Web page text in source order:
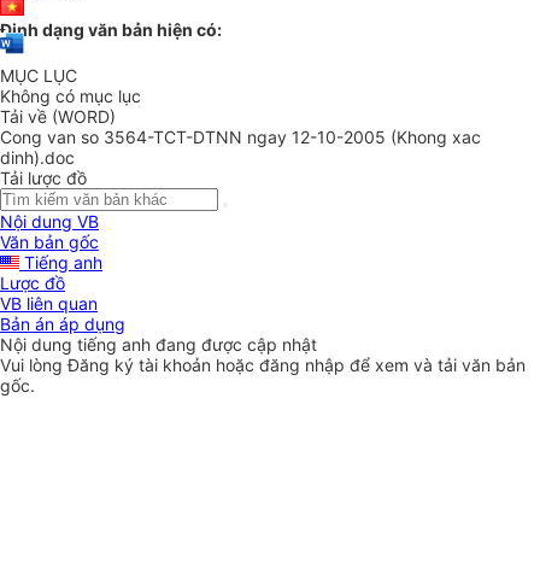
Định dạng văn bản hiện có:
MỤC LỤC
Không có mục lục
Tải về (WORD)
Cong van so 3564-TCT-DTNN ngay 12-10-2005 (Khong xac
dinh).doc
Tải lược đồ
Nội dung VB
Văn bản gốc
Tiếng anh
Lược đồ
VB liên quan
Bản án áp dụng
Nội dung tiếng anh đang được cập nhật
Vui lòngĐăng ký tài khoản hoặc đăng nhập để xem và tải văn bản
gốc.